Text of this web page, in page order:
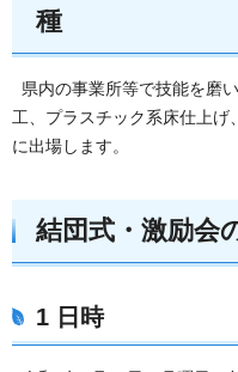
種
県内の事業所等で技能を磨
工、プラスチック系床仕上げ
に出場します。
結団式・激励会
1 日時